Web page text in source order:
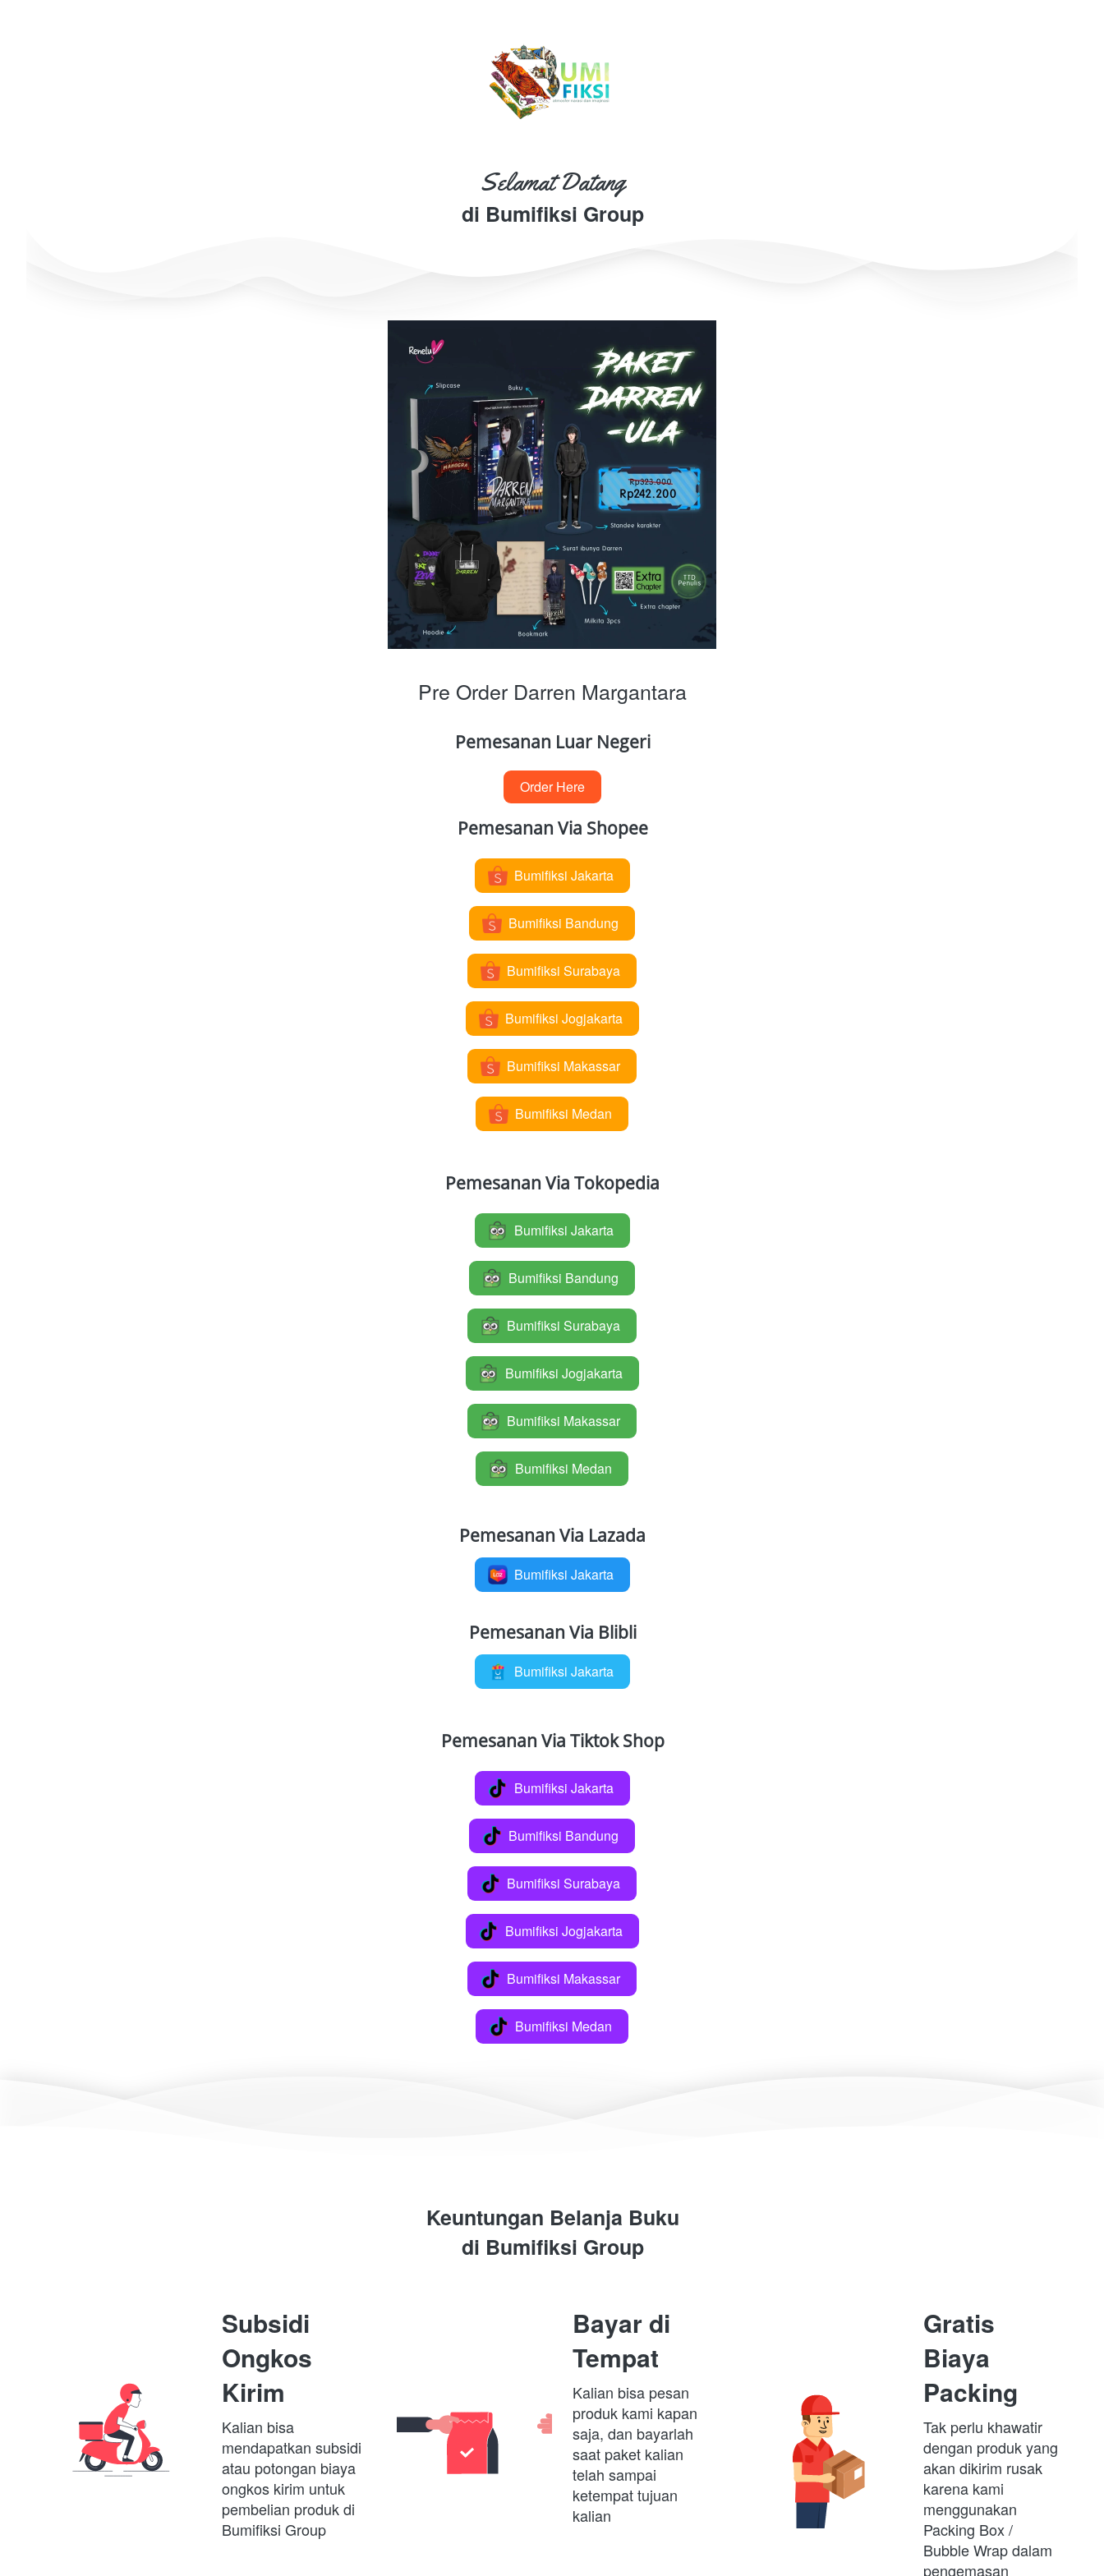
Selamat Datang
di Bumifiksi Group
Pre Order Darren Margantara
Pemesanan Luar Negeri
`
Order Here
Pemesanan Via Shopee
` Bumifiksi Jakarta
` Bumifiksi Bandung
` Bumifiksi Surabaya
` Bumifiksi Jogjakarta
` Bumifiksi Makassar
` Bumifiksi Medan
Pemesanan Via Tokopedia
` Bumifiksi Jakarta
` Bumifiksi Bandung
` Bumifiksi Surabaya
` Bumifiksi Jogjakarta
` Bumifiksi Makassar
` Bumifiksi Medan
Pemesanan Via Lazada
` Bumifiksi Jakarta
Pemesanan Via Blibli
` Bumifiksi Jakarta
Pemesanan Via Tiktok Shop
` Bumifiksi Jakarta
` Bumifiksi Bandung
` Bumifiksi Surabaya
` Bumifiksi Jogjakarta
` Bumifiksi Makassar
` Bumifiksi Medan
Keuntungan Belanja Buku
di Bumifiksi Group
Subsidi
Ongkos
Kirim
Kalian bisa
mendapatkan subsidi
atau potongan biaya
ongkos kirim untuk
pembelian produk di
Bumifiksi Group
Bayar di
Tempat
Kalian bisa pesan
produk kami kapan
saja, dan bayarlah
saat paket kalian
telah sampai
ketempat tujuan
kalian
Gratis
Biaya
Packing
Tak perlu khawatir
dengan produk yang
akan dikirim rusak
karena kami
menggunakan
Packing Box /
Bubble Wrap dalam
pengemasan